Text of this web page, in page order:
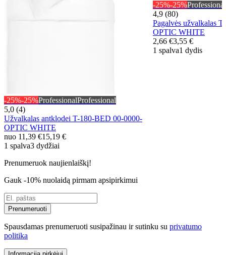
-25%-25%ProfessionalProfessional
5,0 (4)
Užvalkalas antklodei T-180-BED 00-0000-
OPTIC WHITE
nuo 11,39 €15,19 €
1 spalva3 dydžiai
-25%-25%Professional
4,9 (80)
Pagalvės užvalkalas
OPTIC WHITE
2,66 €3,55 €
1 spalva1 dydis
Prenumeruok naujienlaiškį!
Gauk -10% nuolaidą pirmam apsipirkimui
Prenumeruoti
Spausdamas prenumeruoti susipažinau ir sutinku su privatumo
politika